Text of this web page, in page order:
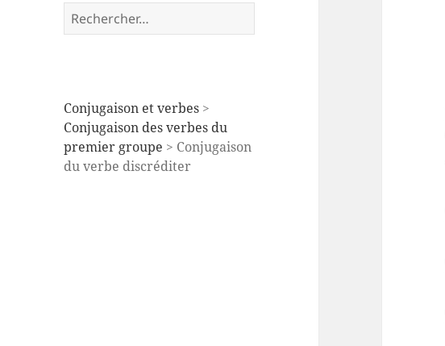
Rechercher :
Conjugaison et verbes >
Conjugaison des verbes du
premier groupe > Conjugaison
du verbe discréditer